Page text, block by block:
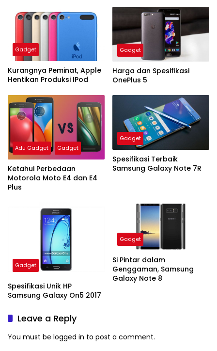
Gadget
Kurangnya Peminat, Apple
Hentikan Produksi IPod
Gadget
Harga dan Spesifikasi
OnePlus 5
Adu Gadget Gadget
Ketahui Perbedaan
Motorola Moto E4 dan E4
Plus
Gadget
Spesifikasi Terbaik
Samsung Galaxy Note 7R
Gadget
Spesifikasi Unik HP
Samsung Galaxy On5 2017
Gadget
Si Pintar dalam
Genggaman, Samsung
Galaxy Note 8
Leave a Reply
You must be logged in to post a comment.